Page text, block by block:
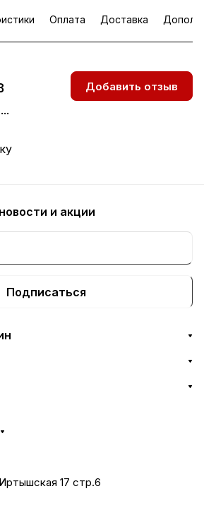
Оплата Доставка
Добавить отзыв
и акции
Подписаться
17 стр.6